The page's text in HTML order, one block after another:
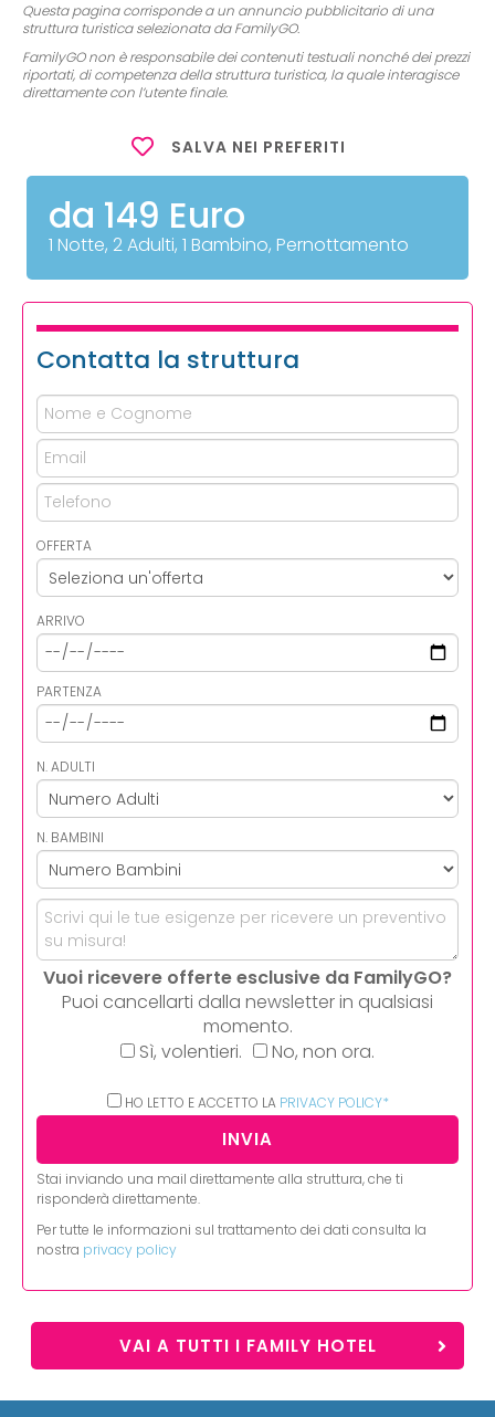
Questa pagina corrisponde a un annuncio pubblicitario di una
struttura turistica selezionata da FamilyGO.
FamilyGO non è responsabile dei contenuti testuali nonché dei prezzi
riportati, di competenza della struttura turistica, la quale interagisce
direttamente con l’utente finale.
SALVA NEI PREFERITI
da 149 Euro
1 Notte, 2 Adulti, 1 Bambino, Pernottamento
Contatta la struttura
OFFERTA
ARRIVO
PARTENZA
N. ADULTI
N. BAMBINI
Vuoi ricevere offerte esclusive da FamilyGO?
Puoi cancellarti dalla newsletter in qualsiasi
momento.
Sì, volentieri.
No, non ora.
HO LETTO E ACCETTO LA PRIVACY POLICY*
Stai inviando una mail direttamente alla struttura, che ti
risponderà direttamente.
Per tutte le informazioni sul trattamento dei dati consulta la
nostra privacy policy
VAI A TUTTI I FAMILY HOTEL